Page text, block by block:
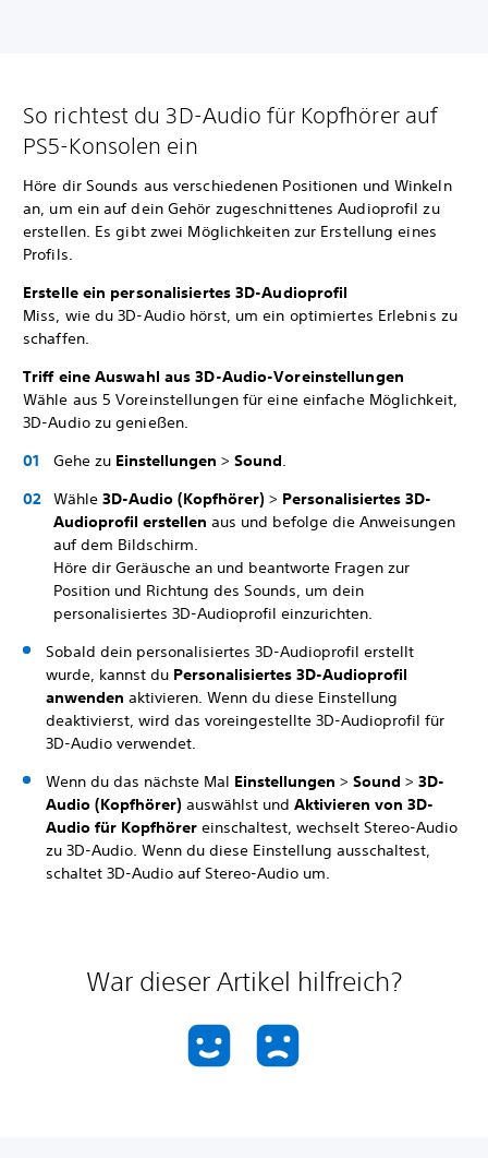
So richtest du 3D-Audio für Kopfhörer auf
PS5-Konsolen ein
Höre dir Sounds aus verschiedenen Positionen und Winkeln
an, um ein auf dein Gehör zugeschnittenes Audioprofil zu
erstellen. Es gibt zwei Möglichkeiten zur Erstellung eines
Profils.
Erstelle ein personalisiertes 3D-Audioprofil
Miss, wie du 3D-Audio hörst, um ein optimiertes Erlebnis zu
schaffen.
Triff eine Auswahl aus 3D-Audio-Voreinstellungen
Wähle aus 5 Voreinstellungen für eine einfache Möglichkeit,
3D-Audio zu genießen.
Gehe zu Einstellungen > Sound.
Wähle 3D-Audio (Kopfhörer) > Personalisiertes 3D-
Audioprofil erstellen aus und befolge die Anweisungen
auf dem Bildschirm.
Höre dir Geräusche an und beantworte Fragen zur
Position und Richtung des Sounds, um dein
personalisiertes 3D-Audioprofil einzurichten.
Sobald dein personalisiertes 3D-Audioprofil erstellt
wurde, kannst du Personalisiertes 3D-Audioprofil
anwenden aktivieren. Wenn du diese Einstellung
deaktivierst, wird das voreingestellte 3D-Audioprofil für
3D-Audio verwendet.
Wenn du das nächste Mal Einstellungen > Sound > 3D-
Audio (Kopfhörer) auswählst und Aktivieren von 3D-
Audio für Kopfhörer einschaltest, wechselt Stereo-Audio
zu 3D-Audio. Wenn du diese Einstellung ausschaltest,
schaltet 3D-Audio auf Stereo-Audio um.
War dieser Artikel hilfreich?